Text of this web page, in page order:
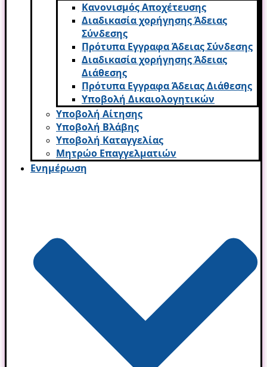
Κανονισμός Αποχέτευσης
Διαδικασία χορήγησης Άδειας
Σύνδεσης
Πρότυπα Εγγραφα Άδειας Σύνδεσης
Διαδικασία χορήγησης Άδειας
Διάθεσης
Πρότυπα Εγγραφα Άδειας Διάθεσης
Υποβολή Δικαιολογητικών
Υποβολή Αίτησης
Υποβολή Βλάβης
Υποβολή Καταγγελίας
Μητρώο Επαγγελματιών
Ενημέρωση